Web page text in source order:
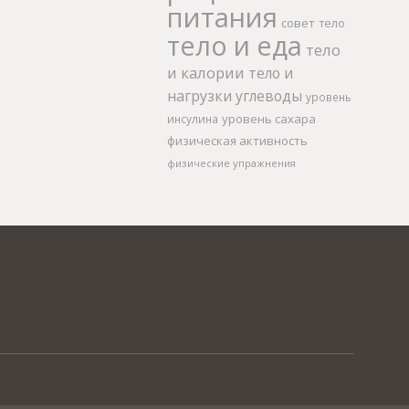
питания совет тело
тело и еда тело
и калории тело и
нагрузки углеводы уровень
инсулина уровень сахара
физическая активность
физические упражнения